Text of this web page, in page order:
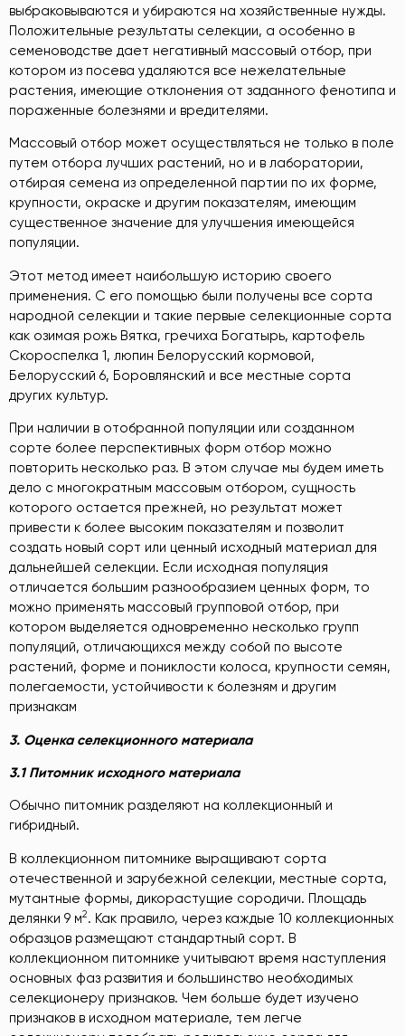
выбраковываются и убираются на хозяйственные нужды.
Положительные результаты селекции, а особенно в
семеноводстве дает негативный массовый отбор, при
котором из посева удаляются все нежелательные
растения, имеющие отклонения от заданного фенотипа и
пораженные болезнями и вредителями.
Массовый отбор может осуществляться не только в поле
путем отбора лучших растений, но и в лаборатории,
отбирая семена из определенной партии по их форме,
крупности, окраске и другим показателям, имеющим
существенное значение для улучшения имеющейся
популяции.
Этот метод имеет наибольшую историю своего
применения. С его помощью были получены все сорта
народной селекции и такие первые селекционные сорта
как озимая рожь Вятка, гречиха Богатырь, картофель
Скороспелка 1, люпин Белорусский кормовой,
Белорусский 6, Боровлянский и все местные сорта
других культур.
При наличии в отобранной популяции или созданном
сорте более перспективных форм отбор можно
повторить несколько раз. В этом случае мы будем иметь
дело с многократным массовым отбором, сущность
которого остается прежней, но результат может
привести к более высоким показателям и позволит
создать новый сорт или ценный исходный материал для
дальнейшей селекции. Если исходная популяция
отличается большим разнообразием ценных форм, то
можно применять массовый групповой отбор, при
котором выделяется одновременно несколько групп
популяций, отличающихся между собой по высоте
растений, форме и пониклости колоса, крупности семян,
полегаемости, устойчивости к болезням и другим
признакам
3. Оценка селекционного материала
3.1 Питомник исходного материала
Обычно питомник разделяют на коллекционный и
гибридный.
В коллекционном питомнике выращивают сорта
отечественной и зарубежной селекции, местные сорта,
мутантные формы, дикорастущие сородичи. Площадь
делянки 9 м2. Как правило, через каждые 10 коллекционных
образцов размещают стандартный сорт. В
коллекционном питомнике учитывают время наступления
основных фаз развития и большинство необходимых
селекционеру признаков. Чем больше будет изучено
признаков в исходном материале, тем легче